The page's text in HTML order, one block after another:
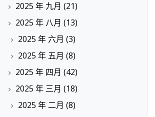
2025 年 九月 (21)
2025 年 八月 (13)
2025 年 六月 (3)
2025 年 五月 (8)
2025 年 四月 (42)
2025 年 三月 (18)
2025 年 二月 (8)